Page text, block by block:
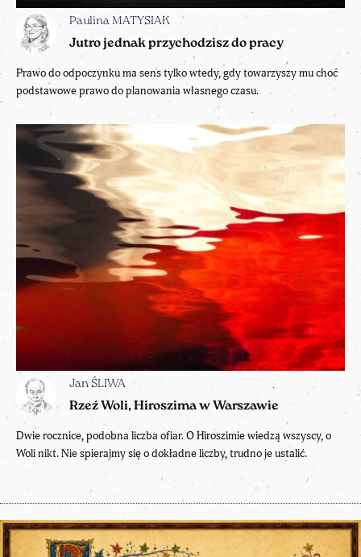
Paulina MATYSIAK
Jutro jednak przychodzisz do pracy
Prawo do odpoczynku ma sens tylko wtedy, gdy towarzyszy mu choć
podstawowe prawo do planowania własnego czasu.
Jan ŚLIWA
Rzeź Woli, Hiroszima w Warszawie
Dwie rocznice, podobna liczba ofiar. O Hiroszimie wiedzą wszyscy, o
Woli nikt. Nie spierajmy się o dokładne liczby, trudno je ustalić.